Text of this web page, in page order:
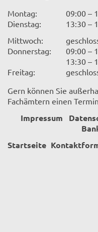
Montag:
09:00 –
Dienstag:
13:30 –
Mittwoch:
Donnerstag:
09:00 –
13:30 –
Freitag:
Gern können Sie
Fachämtern einen
Impressum
Startseite